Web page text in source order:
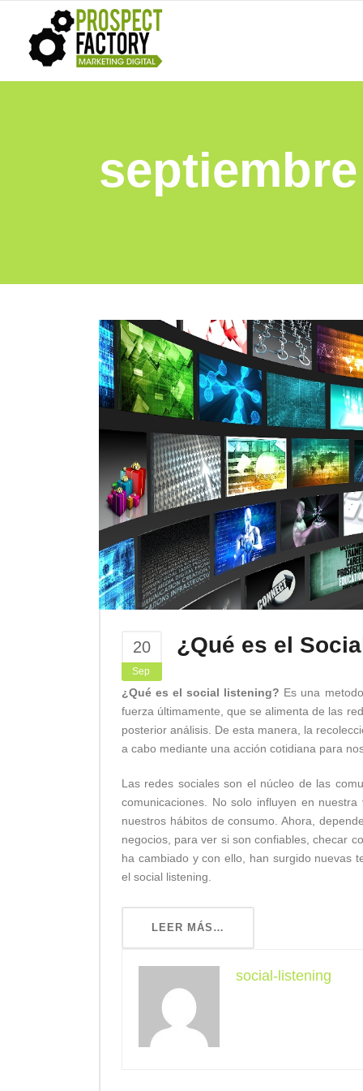
20
Sep
¿Qué es el
¿Qué es el social listening? Es una
fuerza últimamente, que se alimenta de las
posterior análisis. De esta manera, la
a cabo mediante una acción cotidiana para
Las redes sociales son el núcleo de las
comunicaciones. No solo influyen en
nuestros hábitos de consumo. Ahora,
negocios, para ver si son confiables, checar
ha cambiado y con ello, han surgido nuevas
el social listening.
LEER MÁS…
social-listening